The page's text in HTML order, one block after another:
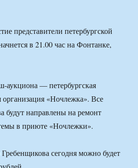
представители петербургской
в 21.00 час на Фонтанке,
аукциона — петербургская
организация «Ночлежка». Все
будут направлены на ремонт
в приюте «Ночлежки».